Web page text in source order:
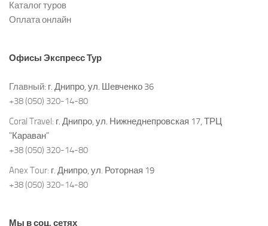
Каталог туров
Оплата онлайн
Офисы Экспресс Тур
Главный: г. Днипро, ул. Шевченко 36
+38 (050) 320-14-80
Coral Travel: г. Днипро, ул. Нижнеднепровская 17, ТРЦ
"Караван"
+38 (050) 320-14-80
Anex Tour: г. Днипро, ул. Роторная 19
+38 (050) 320-14-80
Мы в соц. сетях